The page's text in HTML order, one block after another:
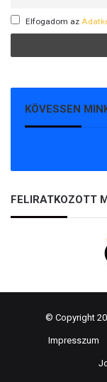
Elfogadom az
KÖVESSEN
FELIRATKOZOTT
© Copyright
Impresszum